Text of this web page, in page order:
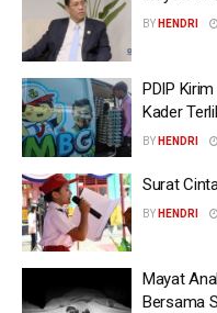
BY HENDRI
PDIP
Kader
BY HENDRI
Surat
BY HENDRI
Mayat
Bersama